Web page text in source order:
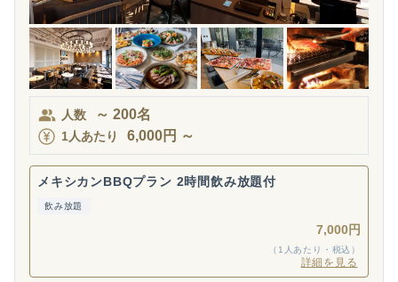
人数 ～ 200名
1人あたり 6,000円 ～
メキシカンBBQプラン 2時間飲み放題付
飲み放題
7,000円
（1人あたり・税込）
詳細を見る